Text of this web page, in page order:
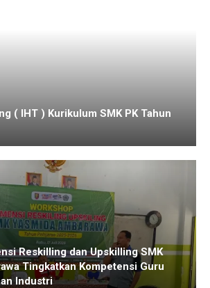
( IHT ) Kurikulum SMK PK Tahun
Reskilling dan Upskilling SMK
Tingkatkan Kompetensi Guru
Industri